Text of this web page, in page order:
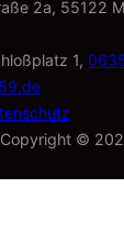
2a, 55122
1,
Copyright ©